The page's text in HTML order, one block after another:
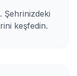
Şehrinizdeki
keşfedin.